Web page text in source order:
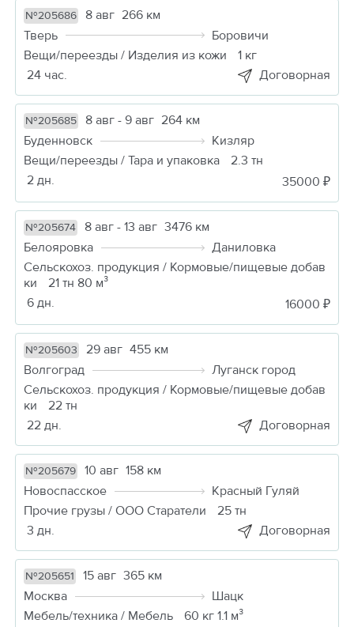
№205686 8 авг 266 км
Тверь
Боровичи
Вещи/переезды / Изделия из кожи
1 кг
24 час.
Договорная
№205685 8 авг - 9 авг 264 км
Буденновск
Кизляр
Вещи/переезды / Тара и упаковка
2.3 тн
2 дн.
35000 ₽
№205674 8 авг - 13 авг 3476 км
Белояровка
Даниловка
Сельскохоз. продукция / Кормовые/пищевые добав
ки
21 тн 80 м³
6 дн.
16000 ₽
№205603 29 авг 455 км
Волгоград
Луганск город
Сельскохоз. продукция / Кормовые/пищевые добав
ки
22 тн
22 дн.
Договорная
№205679 10 авг 158 км
Новоспасское
Красный Гуляй
Прочие грузы / ООО Старатели
25 тн
3 дн.
Договорная
№205651 15 авг 365 км
Москва
Шацк
Мебель/техника / Мебель
60 кг 1.1 м³